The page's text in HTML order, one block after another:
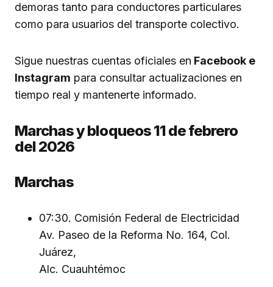
demoras tanto para conductores particulares
como para usuarios del transporte colectivo.
Sigue nuestras cuentas oficiales en Facebook e
Instagram para consultar actualizaciones en
tiempo real y mantenerte informado.
Marchas y bloqueos 11 de febrero
del 2026
Marchas
07:30. Comisión Federal de Electricidad
Av. Paseo de la Reforma No. 164, Col.
Juárez,
Alc. Cuauhtémoc